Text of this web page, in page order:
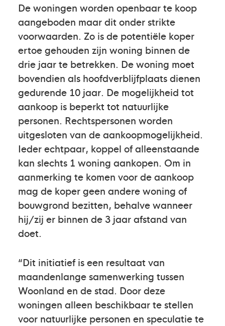
De woningen worden openbaar te koop
aangeboden maar dit onder strikte
voorwaarden. Zo is de potentiële koper
ertoe gehouden zijn woning binnen de
drie jaar te betrekken. De woning moet
bovendien als hoofdverblijfplaats dienen
gedurende 10 jaar. De mogelijkheid tot
aankoop is beperkt tot natuurlijke
personen. Rechtspersonen worden
uitgesloten van de aankoopmogelijkheid.
Ieder echtpaar, koppel of alleenstaande
kan slechts 1 woning aankopen. Om in
aanmerking te komen voor de aankoop
mag de koper geen andere woning of
bouwgrond bezitten, behalve wanneer
hij/zij er binnen de 3 jaar afstand van
doet.
“Dit initiatief is een resultaat van
maandenlange samenwerking tussen
Woonland en de stad. Door deze
woningen alleen beschikbaar te stellen
voor natuurlijke personen en speculatie te